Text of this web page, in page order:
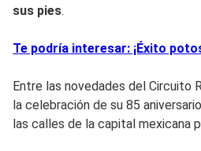
sus pies.
Te podría interesar: ¡Éxito
Entre las novedades del Circuito
la celebración de su 85
las calles de la capital mexicana